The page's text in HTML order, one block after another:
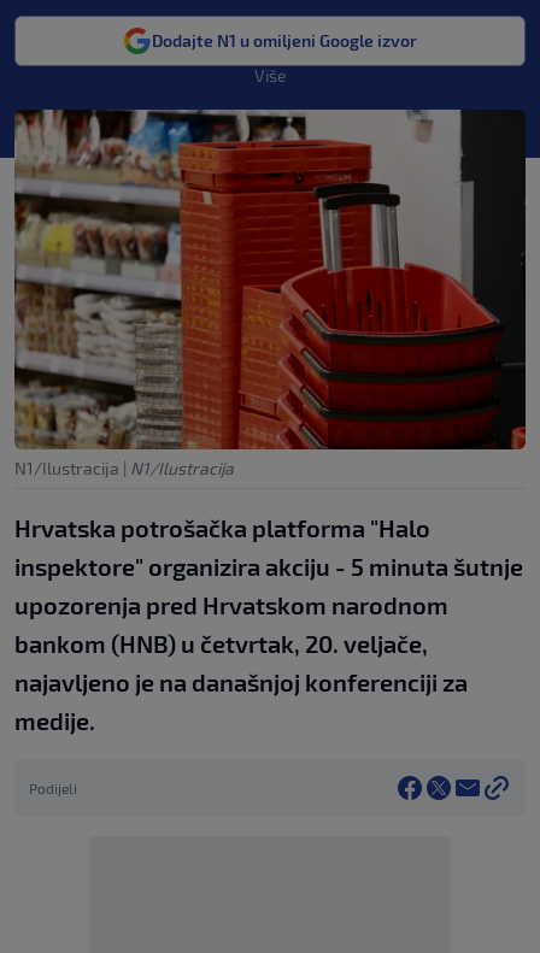
Dodajte N1 u omiljeni Google izvor
Više
N1/Ilustracija | N1/Ilustracija
Hrvatska potrošačka platforma "Halo
inspektore" organizira akciju - 5 minuta šutnje
upozorenja pred Hrvatskom narodnom
bankom (HNB) u četvrtak, 20. veljače,
najavljeno je na današnjoj konferenciji za
medije.
Podijeli